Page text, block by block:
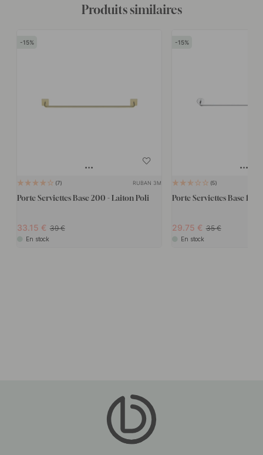
Produits similaires
15
7 RUBAN 3M
Porte Serviettes Base 200 - Laiton Poli
33.15 39
En stock
15
5
Porte Serviettes Base
29.75 35
En stock